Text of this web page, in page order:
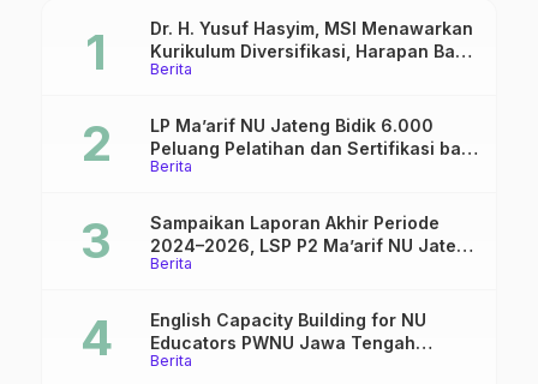
Berita
Dr. H. Yusuf Hasyim, MSI Menawarkan
Kurikulum Diversifikasi, Harapan Baru
dalam dunia pendidikan
Berita
LP Ma’arif NU Jateng Bidik 6.000
Peluang Pelatihan dan Sertifikasi bagi
Lulusan SMK
Berita
Sampaikan Laporan Akhir Periode
2024–2026, LSP P2 Ma’arif NU Jateng
Mantapkan Sinergi Link and Match
Berita
English Capacity Building for NU
Educators PWNU Jawa Tengah
Batch#4; Membuka Jalan Menuju